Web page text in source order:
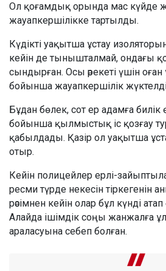
Ол қоғамдық орында мас күйде
жауапкершілікке тартылды.
Күдікті уақытша ұстау
кейін де тынышталмай, ондағы
сындырған. Осы әрекеті үшін
бойынша жауапкершілік
Бұдан бөлек, сот ер адамға билік
бойынша қылмыстық іс қозғау
қабылдады. Қазір ол уақытша
отыр.
Кейін полицейлер ерлі-
ресми түрде некесін тіркегенін
рәсімнен кейін олар бұл күнді атап
Алайда ішімдік соңы жанжалға
араласуына себеп болған.